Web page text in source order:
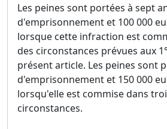
Les peines sont portées à sept
d'emprisonnement et 100 000
lorsque cette infraction est
des circonstances prévues aux
présent article. Les peines sont
d'emprisonnement et 150 000
lorsqu'elle est commise dans
circonstances.